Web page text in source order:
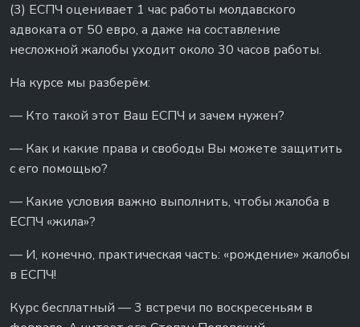
(3) ЕСПЧ оценивает 1 час работы молдавского
адвоката от 50 евро, а даже на составление
несложной жалобы уходит около 30 часов работы.
На курсе мы разберём:
— Кто такой этот Ваш ЕСПЧ и зачем нужен?
— Как и какие права и свободы Вы можете защитить
с его помощью?
— Какие условия важно выполнить, чтобы жалоба в
ЕСПЧ «жила»?
— И, конечно, практическая часть: «рождение» жалобы
в ЕСПЧ!
Курс бесплатный — 3 встречи по воскресеньям в